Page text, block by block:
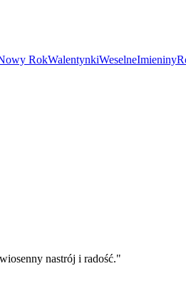
RokWalentynkiWeselneImieniny
nastrój i radość."